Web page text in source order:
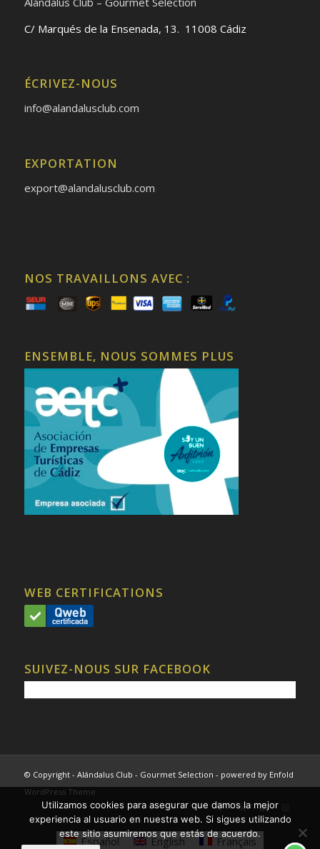
C/ Marqués de la Ensenada, 13. 11008 Cádiz
ÉCRIVEZ-NOUS
info@alandalusclub.com
EXPORTATION
export@alandalusclub.com
NOS TRAVAILLONS AVEC :
ENSEMBLE, NOUS SOMMES PLUS
WEB CERTIFICATIONS
SUIVEZ-NOUS SUR FACEBOOK
© Copyright - Alándalus Club - Gourmet Selection - powered by Enfold
WordPress Theme
Español English Français
Utilizamos cookies para asegurar que damos la mejor
experiencia al usuario en nuestra web. Si sigues utilizando
este sitio asumiremos que estás de acuerdo.